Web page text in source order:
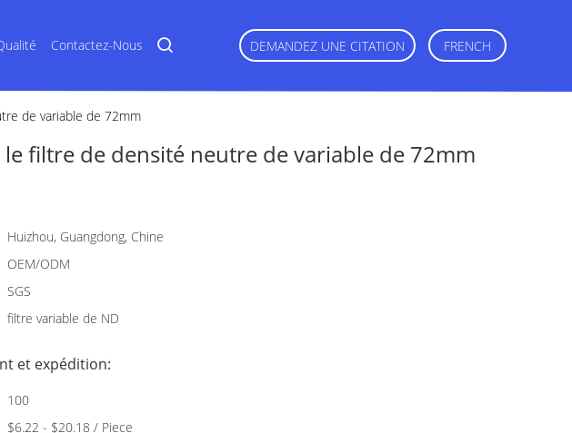
Contactez-Nous DEMANDEZ UNE CITATION FRENCH
de variable de 72mm
filtre de densité neutre de variable de 72mm
Huizhou, Guangdong, Chine
OEM/ODM
SGS
filtre variable de ND
et expédition:
100
$6.22 - $20.18 / Piece